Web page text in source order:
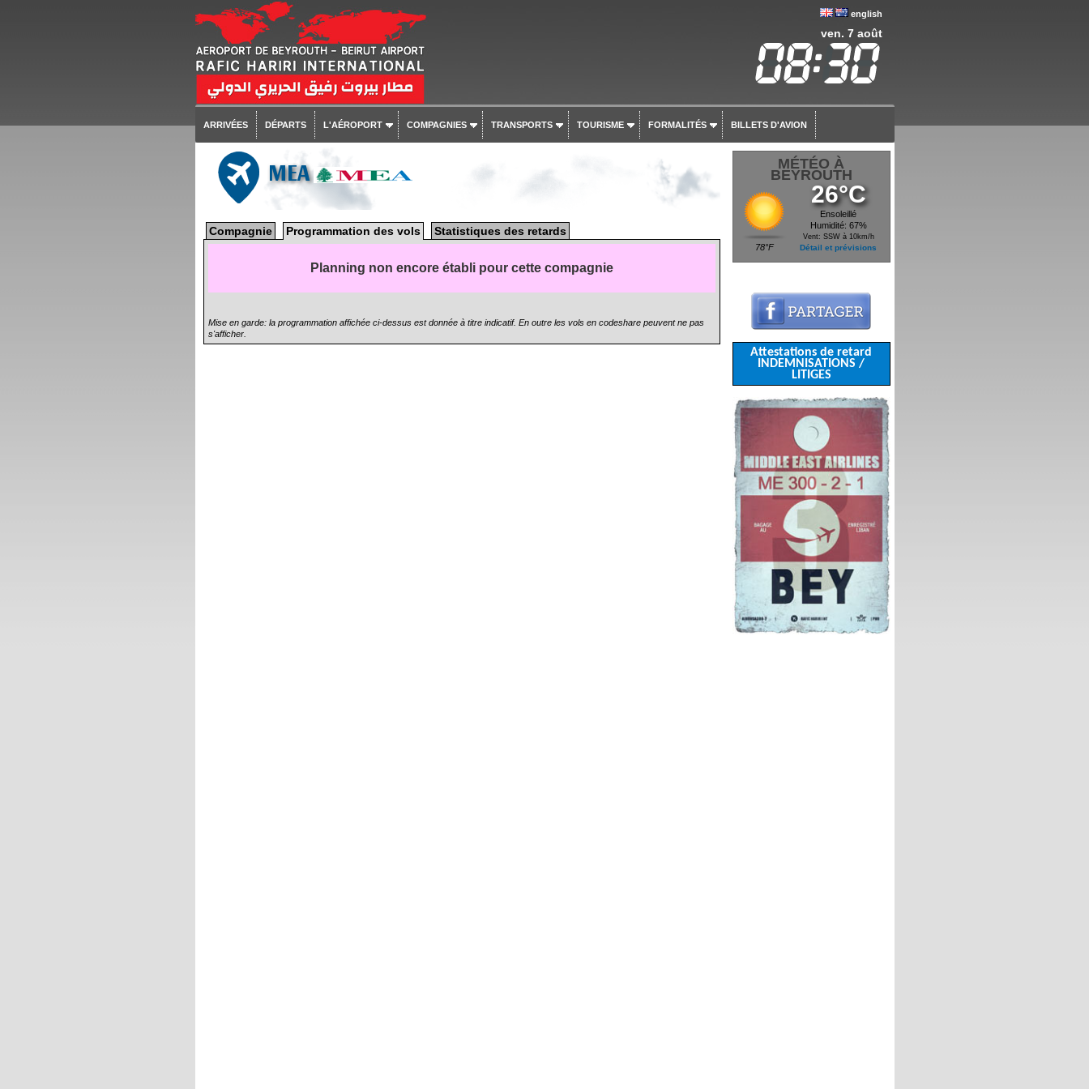
english
ven. 7 août
ARRIVÉES DÉPARTS L'AÉROPORT COMPAGNIES TRANSPORTS TOURISME FORMALITÉS BILLETS D'AVION
MEA
Compagnie Programmation des vols Statistiques des retards
Planning non encore établi pour cette compagnie
Mise en garde: la programmation affichée ci-dessus est donnée à titre indicatif. En outre les vols en codeshare peuvent ne pas
s'afficher.
MÉTÉO À
BEYROUTH
78°F
26°C
Ensoleillé
Humidité: 67%
Vent: SSW à 10km/h
Détail et prévisions
Attestations de retard
INDEMNISATIONS /
LITIGES